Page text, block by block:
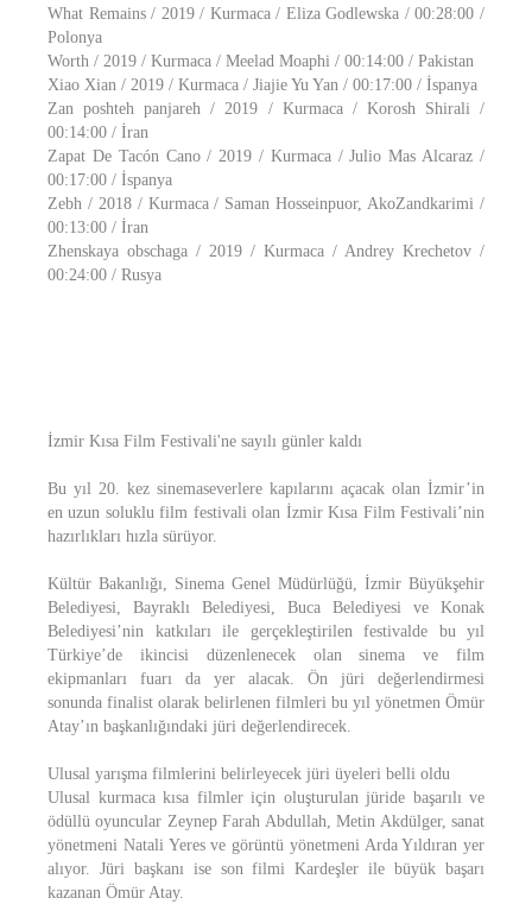
What Remains / 2019 / Kurmaca / Eliza Godlewska / 00:28:00 /
Polonya
Worth / 2019 / Kurmaca / Meelad Moaphi / 00:14:00 / Pakistan
Xiao Xian / 2019 / Kurmaca / Jiajie Yu Yan / 00:17:00 / İspanya
Zan poshteh panjareh / 2019 / Kurmaca / Korosh Shirali /
00:14:00 / İran
Zapat De Tacón Cano / 2019 / Kurmaca / Julio Mas Alcaraz /
00:17:00 / İspanya
Zebh / 2018 / Kurmaca / Saman Hosseinpuor, AkoZandkarimi /
00:13:00 / İran
Zhenskaya obschaga / 2019 / Kurmaca / Andrey Krechetov /
00:24:00 / Rusya
İzmir Kısa Film Festivali'ne sayılı günler kaldı
Bu yıl 20. kez sinemaseverlere kapılarını açacak olan İzmir’in
en uzun soluklu film festivali olan İzmir Kısa Film Festivali’nin
hazırlıkları hızla sürüyor.
Kültür Bakanlığı, Sinema Genel Müdürlüğü, İzmir Büyükşehir
Belediyesi, Bayraklı Belediyesi, Buca Belediyesi ve Konak
Belediyesi’nin katkıları ile gerçekleştirilen festivalde bu yıl
Türkiye’de ikincisi düzenlenecek olan sinema ve film
ekipmanları fuarı da yer alacak. Ön jüri değerlendirmesi
sonunda finalist olarak belirlenen filmleri bu yıl yönetmen Ömür
Atay’ın başkanlığındaki jüri değerlendirecek.
Ulusal yarışma filmlerini belirleyecek jüri üyeleri belli oldu
Ulusal kurmaca kısa filmler için oluşturulan jüride başarılı ve
ödüllü oyuncular Zeynep Farah Abdullah, Metin Akdülger, sanat
yönetmeni Natali Yeres ve görüntü yönetmeni Arda Yıldıran yer
alıyor. Jüri başkanı ise son filmi Kardeşler ile büyük başarı
kazanan Ömür Atay.